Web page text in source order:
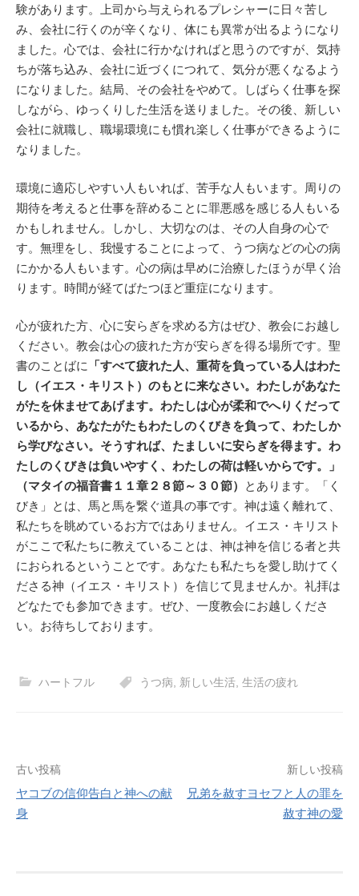
験があります。上司から与えられるプレシャーに日々苦し
み、会社に行くのが辛くなり、体にも異常が出るようになり
ました。心では、会社に行かなければと思うのですが、気持
ちが落ち込み、会社に近づくにつれて、気分が悪くなるよう
になりました。結局、その会社をやめて。しばらく仕事を探
しながら、ゆっくりした生活を送りました。その後、新しい
会社に就職し、職場環境にも慣れ楽しく仕事ができるように
なりました。
環境に適応しやすい人もいれば、苦手な人もいます。周りの
期待を考えると仕事を辞めることに罪悪感を感じる人もいる
かもしれません。しかし、大切なのは、その人自身の心で
す。無理をし、我慢することによって、うつ病などの心の病
にかかる人もいます。心の病は早めに治療したほうが早く治
ります。時間が経てばたつほど重症になります。
心が疲れた方、心に安らぎを求める方はぜひ、教会にお越し
ください。教会は心の疲れた方が安らぎを得る場所です。聖
書のことばに
「すべて疲れた人、重荷を負っている人はわた
し（イエス・キリスト）のもとに来なさい。わたしがあなた
がたを休ませてあげます。わたしは心が柔和でへりくだって
いるから、あなたがたもわたしのくびきを負って、わたしか
ら学びなさい。そうすれば、たましいに安らぎを得ます。わ
たしのくびきは負いやすく、わたしの荷は軽いからです。」
（マタイの福音書１１章２８節～３０節）
とあります。「く
びき」とは、馬と馬を繋ぐ道具の事です。神は遠く離れて、
私たちを眺めているお方ではありません。イエス・キリスト
がここで私たちに教えていることは、神は神を信じる者と共
におられるということです。あなたも私たちを愛し助けてく
ださる神（イエス・キリスト）を信じて見ませんか。礼拝は
どなたでも参加できます。ぜひ、一度教会にお越しくださ
い。お待ちしております。
ハートフル うつ病 新しい生活 生活の疲れ
投
稿
古い投稿
ヤコブの信仰告白と神への献
身
新しい投稿
兄弟を赦すヨセフと人の罪を
赦す神の愛